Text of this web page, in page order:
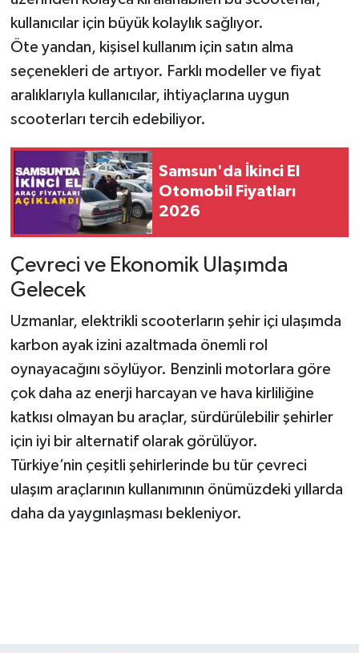
kullanıcılar için büyük kolaylık sağlıyor.
Öte yandan, kişisel kullanım için satın alma
seçenekleri de artıyor. Farklı modeller ve fiyat
aralıklarıyla kullanıcılar, ihtiyaçlarına uygun
scooterları tercih edebiliyor.
Samsun'da İkinci El
Otomobil Fiyatları
2026
Çevreci ve Ekonomik Ulaşımda
Gelecek
Uzmanlar, elektrikli scooterların şehir içi ulaşımda
karbon ayak izini azaltmada önemli rol
oynayacağını söylüyor. Benzinli motorlara göre
çok daha az enerji harcayan ve hava kirliliğine
katkısı olmayan bu araçlar, sürdürülebilir şehirler
için iyi bir alternatif olarak görülüyor.
Türkiye’nin çeşitli şehirlerinde bu tür çevreci
ulaşım araçlarının kullanımının önümüzdeki yıllarda
daha da yaygınlaşması bekleniyor.